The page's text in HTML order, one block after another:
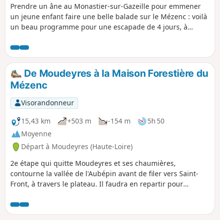
Prendre un âne au Monastier-sur-Gazeille pour emmener
un jeune enfant faire une belle balade sur le Mézenc : voilà
un beau programme pour une escapade de 4 jours, à
De Moudeyres à la Maison Forestière du
Mézenc
Visorandonneur
15,43 km
+503 m -154 m
5h 50
Moyenne
Départ à Moudeyres (Haute-Loire)
2e étape qui quitte Moudeyres et ses chaumières,
contourne la vallée de l'Aubépin avant de filer vers Saint-
Front, à travers le plateau. Il faudra en repartir pour
Alambre. Après la Croix de la Plonge, il ne reste que
quelques pas pour rejoindre la Maison Forestière du